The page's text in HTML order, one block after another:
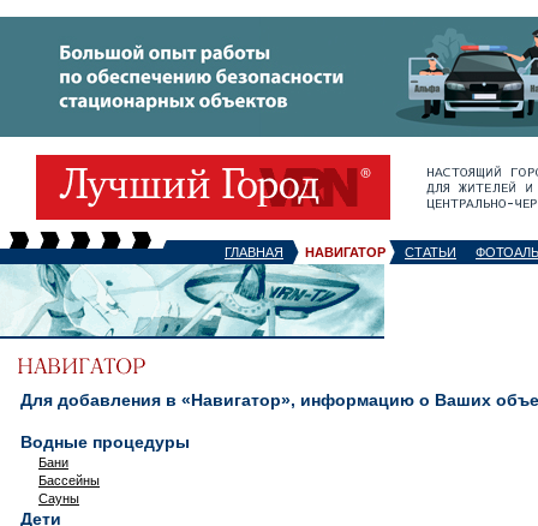
ГЛАВНАЯ НАВИГАТОР СТАТЬИ
Для добавления в «Навигатор», информацию о Ваших
Водные процедуры
Бани
Бассейны
Сауны
Дети